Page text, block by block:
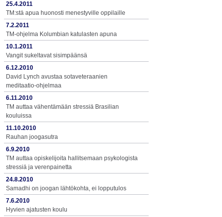
25.4.2011
TM:stä apua huonosti menestyville oppilaille
7.2.2011
TM-ohjelma Kolumbian katulasten apuna
10.1.2011
Vangit sukeltavat sisimpäänsä
6.12.2010
David Lynch avustaa sotaveteraanien
meditaatio-ohjelmaa
6.11.2010
TM auttaa vähentämään stressiä Brasilian
kouluissa
11.10.2010
Rauhan joogasutra
6.9.2010
TM auttaa opiskelijoita hallitsemaan psykologista
stressiä ja verenpainetta
24.8.2010
Samadhi on joogan lähtökohta, ei lopputulos
7.6.2010
Hyvien ajatusten koulu